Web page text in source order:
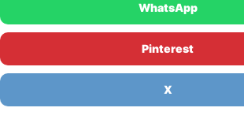
WhatsApp
Pinterest
X